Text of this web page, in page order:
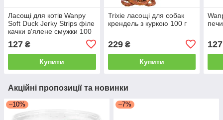
Ласощі для котів Wanpy
Soft Duck Jerky Strips філе
качки в'ялене смужки 100
127 ₴
Купити
Trixie ласощі для собак
крендель з куркою 100 г
229₴
Купити
127
Акційні пропозиції та новинки
–10% –7%